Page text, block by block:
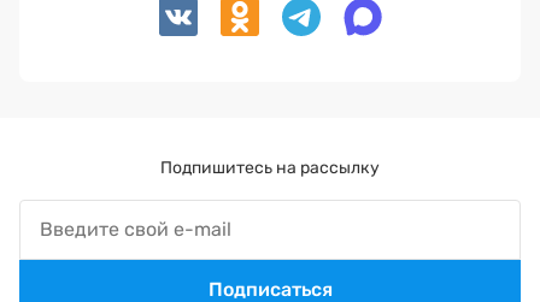
Подпишитесь на рассылку
Подписаться